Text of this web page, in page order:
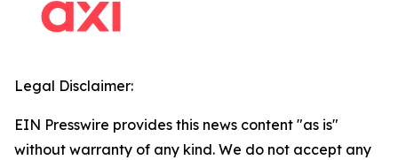
Legal Disclaimer:
EIN Presswire provides this news content "as is"
without warranty of any kind. We do not accept any